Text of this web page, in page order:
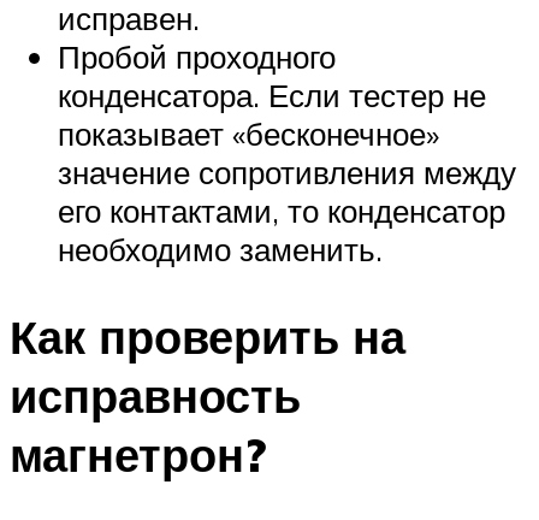
исправен.
Пробой проходного
конденсатора. Если тестер не
показывает «бесконечное»
значение сопротивления между
его контактами, то конденсатор
необходимо заменить.
Как проверить на
исправность
магнетрон?